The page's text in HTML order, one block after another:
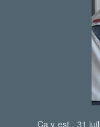
Ca y est , 31